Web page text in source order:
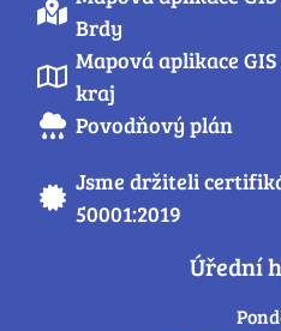
Brdy
Mapová aplikace
kraj
Povodňový plán
Jsme držiteli
50001:2019
Úřední